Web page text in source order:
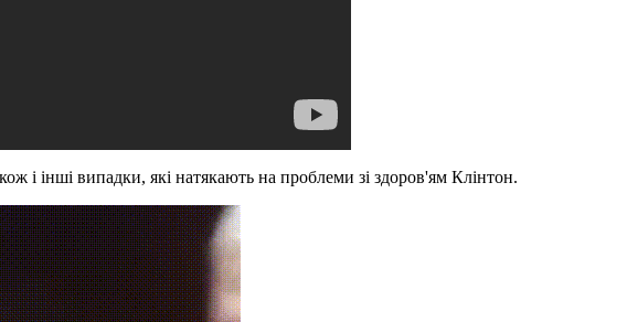
і інші випадки, які натякають на проблеми зі здоров'ям Клінтон.